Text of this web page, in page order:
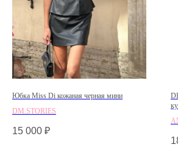
Юбка Miss Di кожаная черная мини
DM.STORIES
15 000 ₽